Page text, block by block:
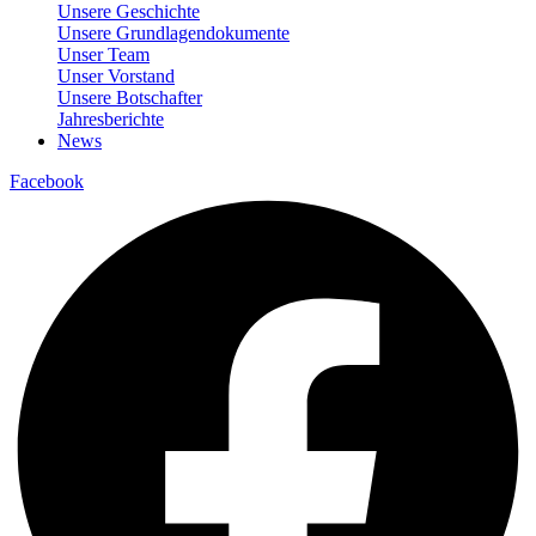
Unsere Geschichte
Unsere Grundlagendokumente
Unser Team
Unser Vorstand
Unsere Botschafter
Jahresberichte
News
Facebook